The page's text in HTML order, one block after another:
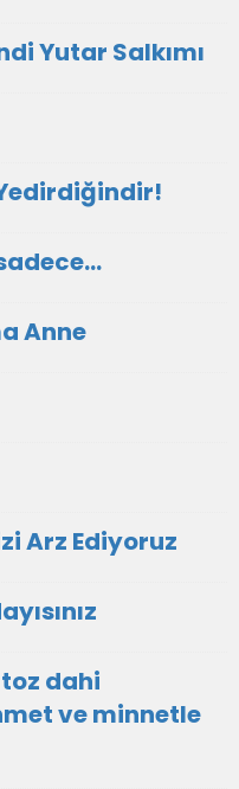
Yutar Salkımı
Anne
Arz Ediyoruz
toz dahi
ve minnetle